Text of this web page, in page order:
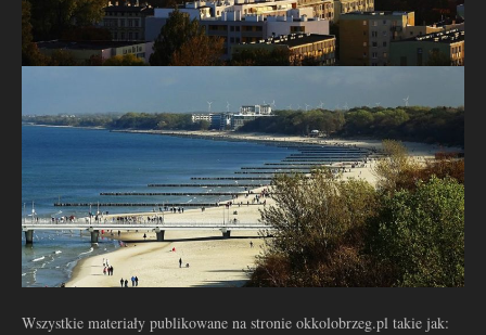
Wszystkie materiały publikowane na stronie okkolobrzeg.pl takie jak: